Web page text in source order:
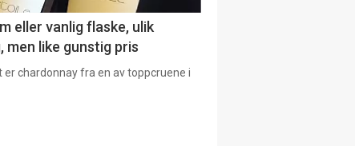
eller vanlig flaske, ulik
men like gunstig pris
er chardonnay fra en av toppcruene i